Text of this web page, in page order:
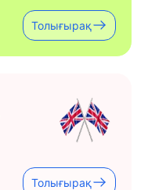
Толығырақ
Толығырақ